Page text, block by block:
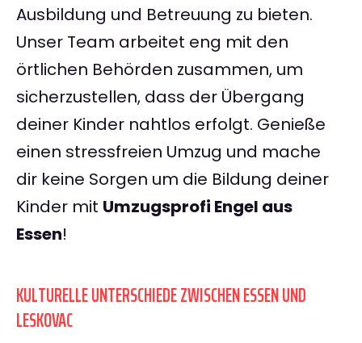
Ausbildung und Betreuung zu bieten.
Unser Team arbeitet eng mit den
örtlichen Behörden zusammen, um
sicherzustellen, dass der Übergang
deiner Kinder nahtlos erfolgt. Genieße
einen stressfreien Umzug und mache
dir keine Sorgen um die Bildung deiner
Kinder mit Umzugsprofi Engel aus
Essen!
KULTURELLE UNTERSCHIEDE ZWISCHEN ESSEN UND
LESKOVAC